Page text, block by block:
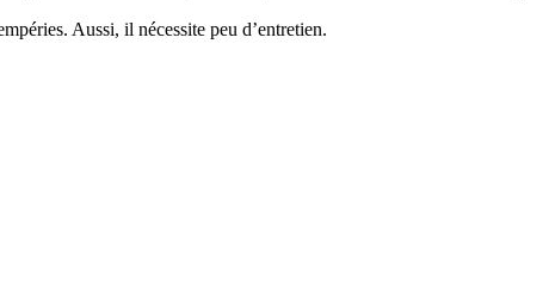
Aussi, il nécessite peu d’entretien.